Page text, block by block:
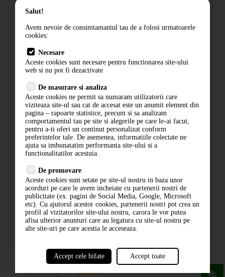
Cum comand
Livrare
Contact
Politica de confidentialitate
ANPC
ABONARE LA NEWSLETTER
ABONARE
Salut!
Avem nevoie de consimtamantul tau de a folosi urmatoarele
cookies:
Necesare
Aceste cookies sunt necesare pentru functionarea site-ului
web si nu pot fi dezactivate
De masurare si analiza
Aceste cookies ne permit sa numaram utilizatorii care
viziteaza site-ul sau cat de accesat este un anumit element din
pagina – rapoarte statistice, precum si sa analizam
comportamentul tau pe site si alegerile pe care le-ai facut,
pentru a-ti oferi un continut personalizat conform
preferintelor tale. De asemenea, informatiile colectate ne
ajuta sa imbunatatim performanta site-ului si a
functionalitatilor acestuia.
De promovare
Aceste cookies sunt setate pe site-ul nostru in baza unor
acorduri pe care le avem incheiate cu partenerii nostri de
publicitate (ex. pagini de Social Media, Google, Microsoft
etc). Cu ajutorul acestor cookies, partenerii nostri pot crea un
profil al vizitatorilor site-ului nostru, carora le vor putea
afisa ulterior anunturi care au legatura cu site-ul nostru pe
alte site-uri pe care acestia le acceseaza.
Accept cele bifate Accept toate